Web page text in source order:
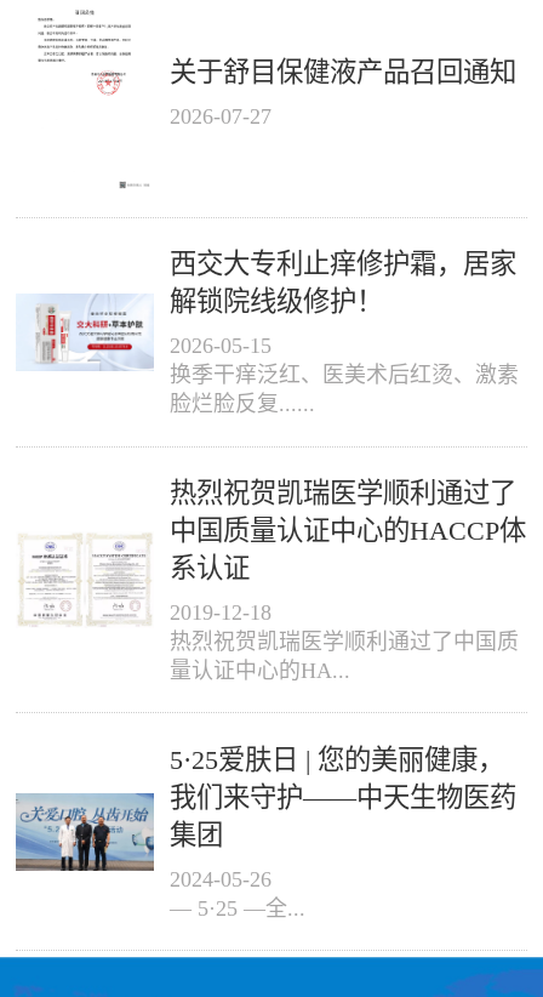
关于舒目保健液产品召回通知
2026-07-27
西交大专利止痒修护霜，居家
解锁院线级修护！
2026-05-15
换季干痒泛红、医美术后红烫、激素
脸烂脸反复......
热烈祝贺凯瑞医学顺利通过了
中国质量认证中心的HACCP体
系认证
2019-12-18
热烈祝贺凯瑞医学顺利通过了中国质
量认证中心的HA...
5·25爱肤日 | 您的美丽健康，
我们来守护——中天生物医药
集团
2024-05-26
— 5·25 —全...